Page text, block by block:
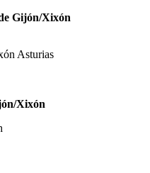
Gijón/Xixón
Asturias
Xixón